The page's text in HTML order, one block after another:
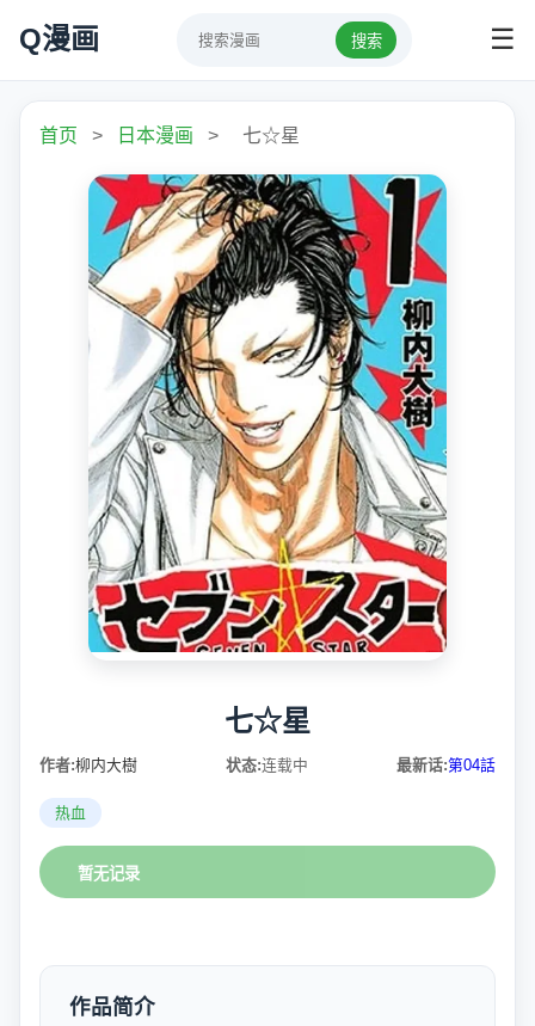
Q漫画 搜索 ☰
首页 > 日本漫画 > 七☆星
七☆星
作者:柳内大樹 状态:连载中 最新话:第04話
热血
暂无记录
作品简介